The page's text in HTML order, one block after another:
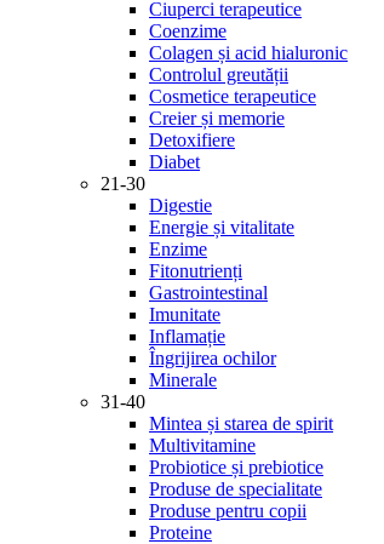
Ciuperci terapeutice
Coenzime
Colagen și acid hialuronic
Controlul greutății
Cosmetice terapeutice
Creier și memorie
Detoxifiere
Diabet
21-30
Digestie
Energie și vitalitate
Enzime
Fitonutrienți
Gastrointestinal
Imunitate
Inflamație
Îngrijirea ochilor
Minerale
31-40
Mintea și starea de spirit
Multivitamine
Probiotice și prebiotice
Produse de specialitate
Produse pentru copii
Proteine